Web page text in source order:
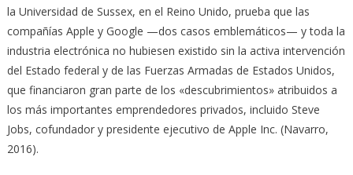
la Universidad de Sussex, en el Reino Unido, prueba que las
compañías Apple y Google —dos casos emblemáticos— y toda la
industria electrónica no hubiesen existido sin la activa intervención
del Estado federal y de las Fuerzas Armadas de Estados Unidos,
que financiaron gran parte de los «descubrimientos» atribuidos a
los más importantes emprendedores privados, incluido Steve
Jobs, cofundador y presidente ejecutivo de Apple Inc. (Navarro,
2016).